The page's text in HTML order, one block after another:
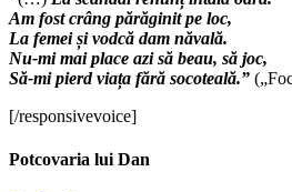
Am fost crâng părăginit pe loc,
La femei și vodcă dam năvală.
Nu-mi mai place azi să beau, să joc,
Să-mi pierd viața fără socoteală.”
[/responsivevoice]
Potcovaria lui Dan